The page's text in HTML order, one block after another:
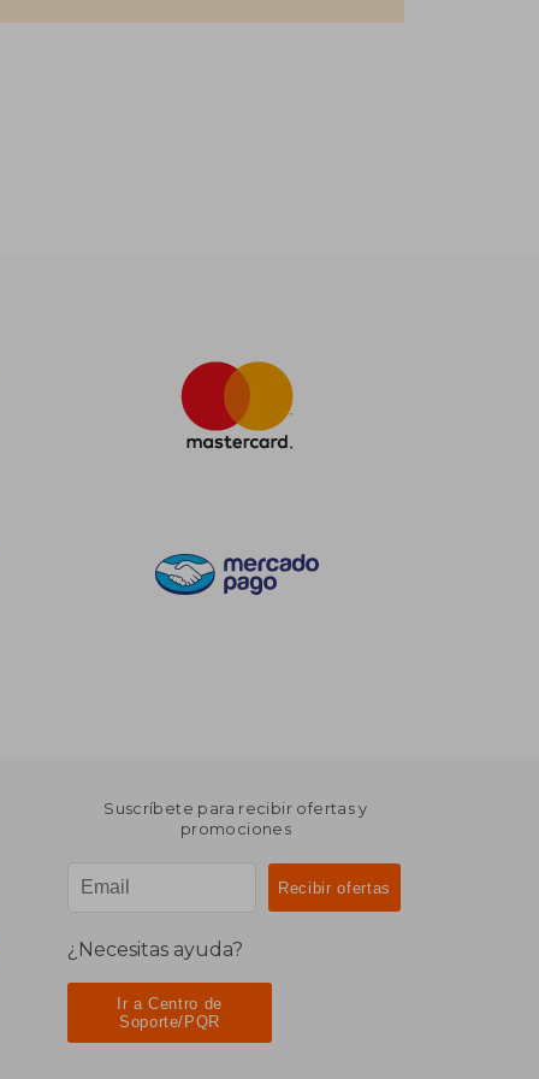
Suscríbete para recibir ofertas y
promociones
¿Necesitas ayuda?
Ir a Centro de
Soporte/PQR